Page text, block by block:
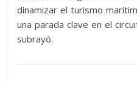
dinamizar el turismo
una parada clave en el
subrayó.